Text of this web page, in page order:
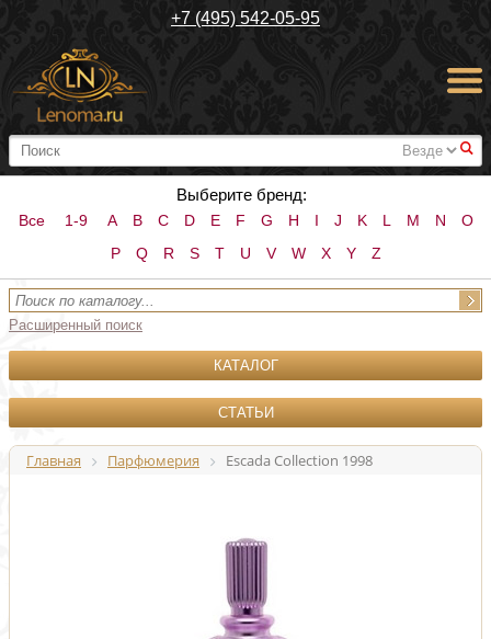
+7 (495) 542-05-95
#
Выберите бренд:
Все 1-9 A B C D E F G H I J K L M N
O
P
Q R S T U V W X Y Z
Расширенный поиск
КАТАЛОГ
СТАТЬИ
Главная Парфюмерия Escada Collection 1998